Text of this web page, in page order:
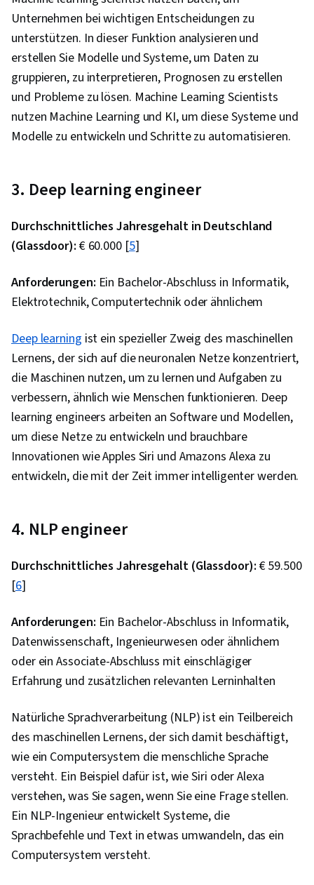
Unternehmen bei wichtigen Entscheidungen zu
unterstützen. In dieser Funktion analysieren und
erstellen Sie Modelle und Systeme, um Daten zu
gruppieren, zu interpretieren, Prognosen zu erstellen
und Probleme zu lösen. Machine Learning Scientists
nutzen Machine Learning und KI, um diese Systeme und
Modelle zu entwickeln und Schritte zu automatisieren.
3. Deep learning engineer
Durchschnittliches Jahresgehalt in Deutschland
(Glassdoor): € 60.000 [5]
Anforderungen: Ein Bachelor-Abschluss in Informatik,
Elektrotechnik, Computertechnik oder ähnlichem
Deep learning ist ein spezieller Zweig des maschinellen
Lernens, der sich auf die neuronalen Netze konzentriert,
die Maschinen nutzen, um zu lernen und Aufgaben zu
verbessern, ähnlich wie Menschen funktionieren. Deep
learning engineers arbeiten an Software und Modellen,
um diese Netze zu entwickeln und brauchbare
Innovationen wie Apples Siri und Amazons Alexa zu
entwickeln, die mit der Zeit immer intelligenter werden.
4. NLP engineer
Durchschnittliches Jahresgehalt (Glassdoor): € 59.500
[6]
Anforderungen: Ein Bachelor-Abschluss in Informatik,
Datenwissenschaft, Ingenieurwesen oder ähnlichem
oder ein Associate-Abschluss mit einschlägiger
Erfahrung und zusätzlichen relevanten Lerninhalten
Natürliche Sprachverarbeitung (NLP) ist ein Teilbereich
des maschinellen Lernens, der sich damit beschäftigt,
wie ein Computersystem die menschliche Sprache
versteht. Ein Beispiel dafür ist, wie Siri oder Alexa
verstehen, was Sie sagen, wenn Sie eine Frage stellen.
Ein NLP-Ingenieur entwickelt Systeme, die
Sprachbefehle und Text in etwas umwandeln, das ein
Computersystem versteht.